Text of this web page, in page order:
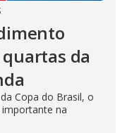
da
Copa do Brasil, o
na